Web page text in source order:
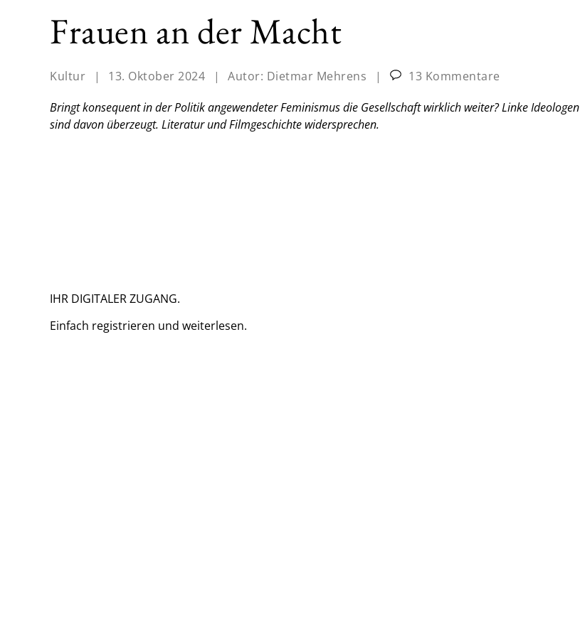
Frauen an der Macht
Kultur | 13. Oktober 2024 | Autor: Dietmar Mehrens |
13 Kommentare
Bringt konsequent in der Politik angewendeter Feminismus die Gesellschaft wirklich weiter? Linke Ideologen
sind davon überzeugt. Literatur und Filmgeschichte widersprechen.
IHR DIGITALER ZUGANG.
Einfach registrieren und weiterlesen.